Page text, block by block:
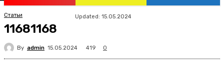
Статьи Updated: 15.05.2024
11681168
By admin 15.05.2024 419 0